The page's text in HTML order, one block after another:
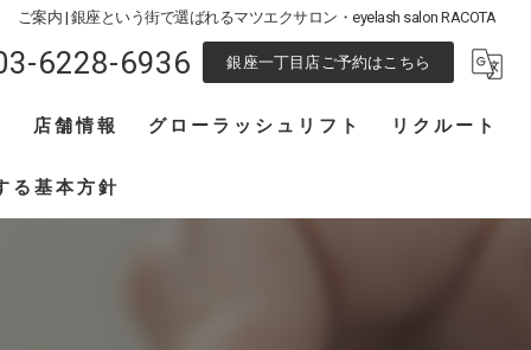
ご案内 | 銀座という街で選ばれるマツエクサロン・eyelash salon RACOTA
6228-6936 銀座一丁目店ご予約はこちら
店舗情報
池袋東口店
グローラッシュリフト リクルート
る基本方針